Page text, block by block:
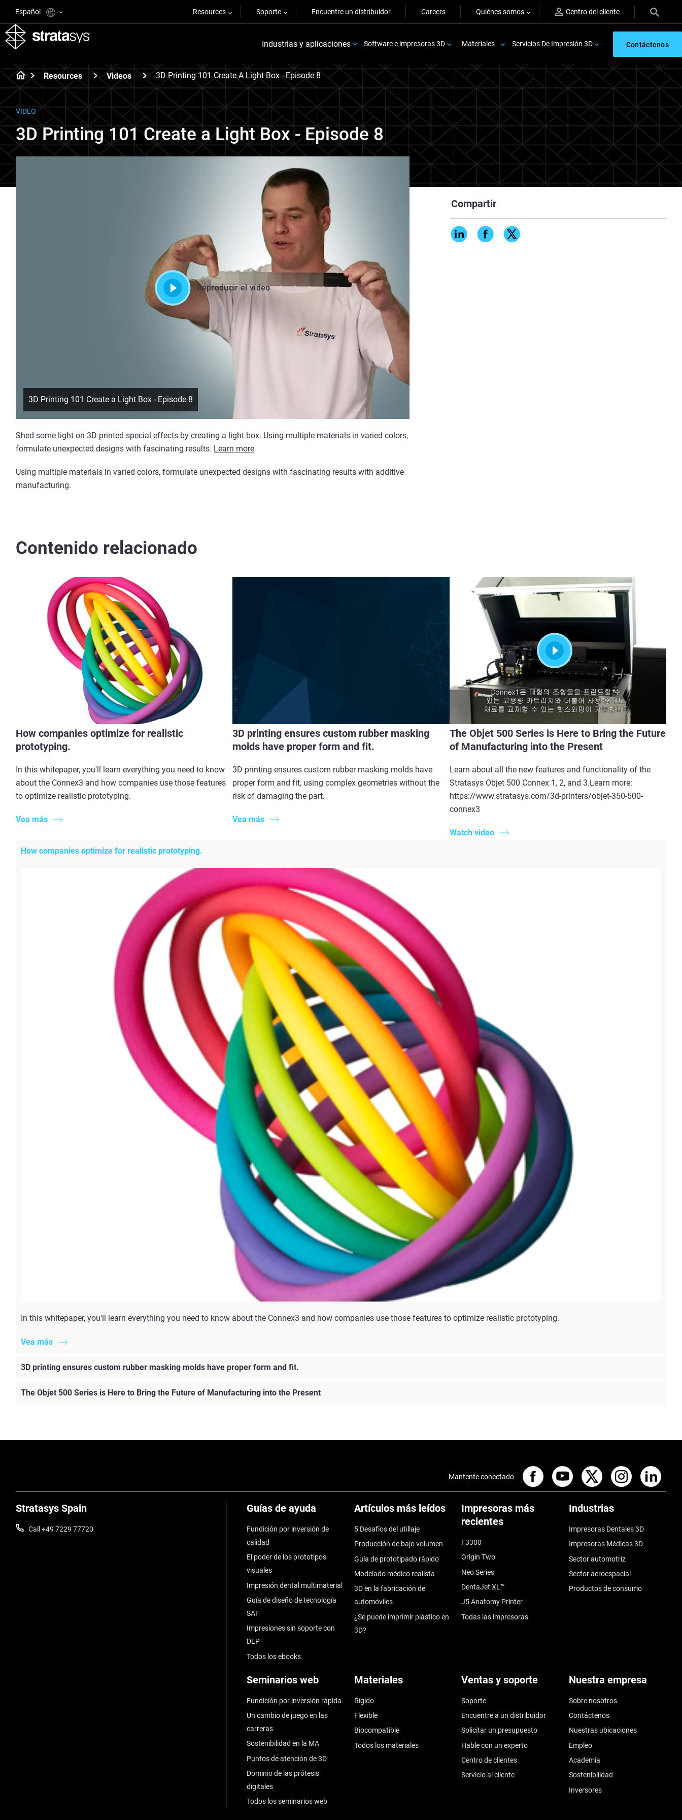
Español Resources Soporte Encuentre un distribuidor Careers Quiénes somos Centro del cliente
Industrias y aplicaciones Software e impresoras 3D Materiales Servicios De Impresión 3D Contáctenos
Resources Videos 3D Printing 101 Create A Light Box - Episode 8
VIDEO
3D Printing 101 Create a Light Box - Episode 8
Compartir
Reproducir el vídeo
3D Printing 101 Create a Light Box - Episode 8
Shed some light on 3D printed special effects by creating a light box. Using multiple materials in varied colors,
formulate unexpected designs with fascinating results. Learn more
Using multiple materials in varied colors, formulate unexpected designs with fascinating results with additive
manufacturing.
Contenido relacionado
How companies optimize for realistic
prototyping.
In this whitepaper, you'll learn everything you need to know
about the Connex3 and how companies use those features
to optimize realistic prototyping.
Vea más
3D printing ensures custom rubber masking
molds have proper form and fit.
3D printing ensures custom rubber masking molds have
proper form and fit, using complex geometries without the
risk of damaging the part.
Vea más
The Objet 500 Series is Here to Bring the Future
of Manufacturing into the Present
Learn about all the new features and functionality of the
Stratasys Objet 500 Connex 1, 2, and 3.Learn more:
https://www.stratasys.com/3d-printers/objet-350-500-
connex3
Watch video
How companies optimize for realistic prototyping.
In this whitepaper, you'll learn everything you need to know about the Connex3 and how companies use those features to optimize realistic prototyping.
Vea más
3D printing ensures custom rubber masking molds have proper form and fit.
The Objet 500 Series is Here to Bring the Future of Manufacturing into the Present
Stratasys Spain
Call +49 7229 77720
Guías de ayuda
Fundición por inversión de
calidad
El poder de los prototipos
visuales
Impresión dental multimaterial
Guía de diseño de tecnología
SAF
Impresiones sin soporte con
DLP
Todos los ebooks
Artículos más leídos
5 Desafíos del utillaje
Producción de bajo volumen
Guía de prototipado rápido
Modelado médico realista
3D en la fabricación de
automóviles
¿Se puede imprimir plástico en
3D?
Impresoras más
recientes
F3300
Origin Two
Neo Series
DentaJet XL™
J5 Anatomy Printer
Todas las impresoras
Industrias
Impresoras Dentales 3D
Impresoras Médicas 3D
Sector automotriz
Sector aeroespacial
Productos de consumo
Seminarios web
Fundición por inversión rápida
Un cambio de juego en las
carreras
Sostenibilidad en la MA
Puntos de atención de 3D
Dominio de las prótesis
digitales
Todos los seminarios web
Materiales
Rígido
Flexible
Biocompatible
Todos los materiales
Ventas y soporte
Soporte
Encuentre a un distribuidor
Solicitar un presupuesto
Hable con un experto
Centro de clientes
Servicio al cliente
Nuestra empresa
Sobre nosotros
Contáctenos
Nuestras ubicaciones
Empleo
Academia
Sostenibilidad
Inversores
Mantente conectado